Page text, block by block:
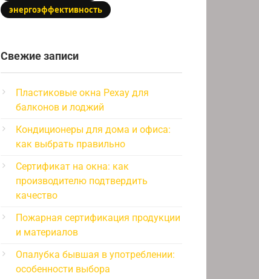
энергоэффективность
Свежие записи
Пластиковые окна Рехау для
балконов и лоджий
Кондиционеры для дома и офиса:
как выбрать правильно
Сертификат на окна: как
производителю подтвердить
качество
Пожарная сертификация продукции
и материалов
Опалубка бывшая в употреблении:
особенности выбора